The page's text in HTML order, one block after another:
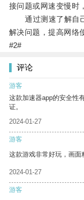
接问题或网速变慢时
通过测速了解自己
解决问题，提高网络
#2#
评论
游客
这款加速器app的安全性
证。
2024-01-27
游客
这款游戏非常好玩，画面
2024-01-27
游客